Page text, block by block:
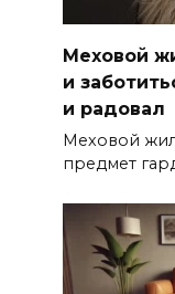
Меховой
и
и радовал
Меховой
предмет